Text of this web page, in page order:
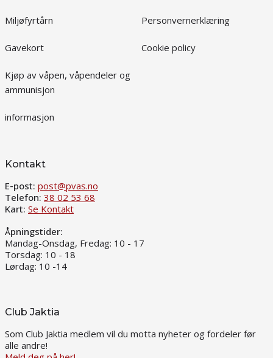
Miljøfyrtårn
Gavekort
Kjøp av våpen, våpendeler og
ammunisjon
informasjon
Personvernerklæring
Cookie policy
Kontakt
E-post: post@pvas.no
Telefon: 38 02 53 68
Kart: Se Kontakt
Åpningstider:
Mandag-Onsdag, Fredag: 10 - 17
Torsdag: 10 - 18
Lørdag: 10 -14
Club Jaktia
Som Club Jaktia medlem vil du motta nyheter og fordeler før
alle andre!